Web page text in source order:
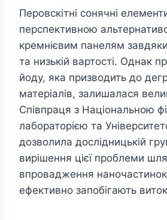
Перовскітні сонячні
перспективною
кремнієвим панелям завдяки
та низькій вартості. Однак
йоду, яка призводить до
матеріалів, залишалася
Співпраця з Національною
лабораторією та
дозволила дослідницькій
вирішення цієї проблеми
впровадження
ефективно запобігають